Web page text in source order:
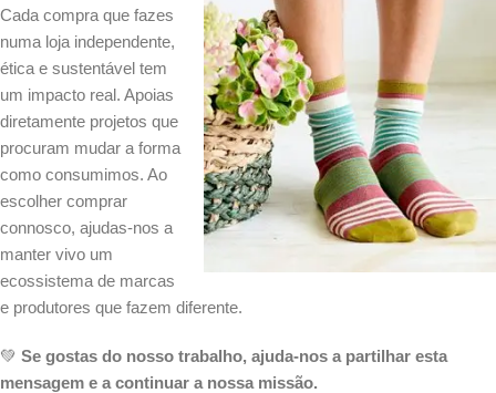
Cada compra que fazes
numa loja independente,
ética e sustentável tem
um impacto real. Apoias
diretamente projetos que
procuram mudar a forma
como consumimos. Ao
escolher comprar
connosco, ajudas-nos a
manter vivo um
ecossistema de marcas
e produtores que fazem diferente.
💚 Se gostas do nosso trabalho, ajuda-nos a partilhar esta
mensagem e a continuar a nossa missão.